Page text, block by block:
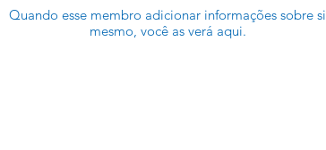
Quando esse membro adicionar informações sobre si
mesmo, você as verá aqui.